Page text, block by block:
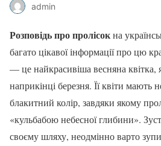
admin
Розповідь про пролісокна
багато цікавої інформації про цю
— це найкрасивіша весняна квітка,
наприкінці березня. Її квіти мають
блакитний колір, завдяки якому
«кульбабою небесної глибини».
своєму шляху, неодмінно варто